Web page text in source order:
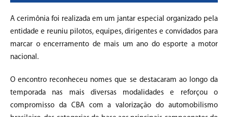
A cerimônia foi realizada em um jantar especial organizado pela
entidade e reuniu pilotos, equipes, dirigentes e convidados para
marcar o encerramento de mais um ano do esporte a motor
nacional.
O encontro reconheceu nomes que se destacaram ao longo da
temporada nas mais diversas modalidades e reforçou o
compromisso da CBA com a valorização do automobilismo